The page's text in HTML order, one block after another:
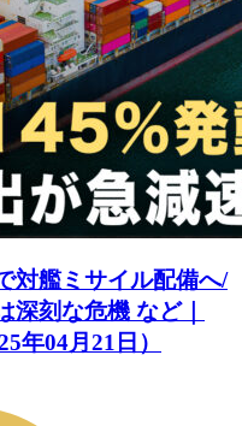
対艦ミサイル配備へ/
刻な危機 など｜
年04月21日）